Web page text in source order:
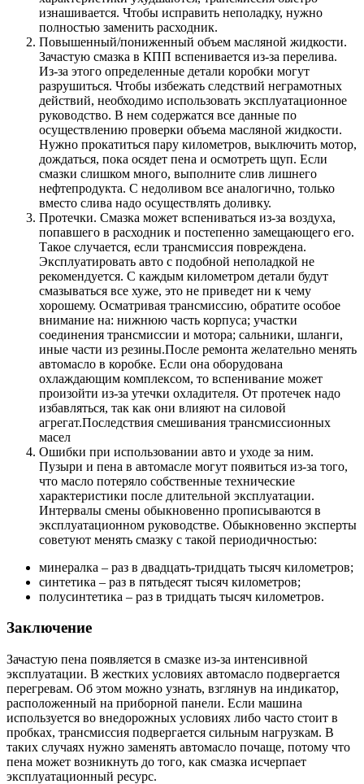
изнашивается. Чтобы исправить неполадку, нужно
полностью заменить расходник.
Повышенный/пониженный объем масляной жидкости.
Зачастую смазка в КПП вспенивается из-за перелива.
Из-за этого определенные детали коробки могут
разрушиться. Чтобы избежать следствий неграмотных
действий, необходимо использовать эксплуатационное
руководство. В нем содержатся все данные по
осуществлению проверки объема масляной жидкости.
Нужно прокатиться пару километров, выключить мотор,
дождаться, пока осядет пена и осмотреть щуп. Если
смазки слишком много, выполните слив лишнего
нефтепродукта. С недоливом все аналогично, только
вместо слива надо осуществлять доливку.
Протечки. Смазка может вспениваться из-за воздуха,
попавшего в расходник и постепенно замещающего его.
Такое случается, если трансмиссия повреждена.
Эксплуатировать авто с подобной неполадкой не
рекомендуется. С каждым километром детали будут
смазываться все хуже, это не приведет ни к чему
хорошему. Осматривая трансмиссию, обратите особое
внимание на: нижнюю часть корпуса; участки
соединения трансмиссии и мотора; сальники, шланги,
иные части из резины.После ремонта желательно менять
автомасло в коробке. Если она оборудована
охлаждающим комплексом, то вспенивание может
произойти из-за утечки охладителя. От протечек надо
избавляться, так как они влияют на силовой
агрегат.Последствия смешивания трансмиссионных
масел
Ошибки при использовании авто и уходе за ним.
Пузыри и пена в автомасле могут появиться из-за того,
что масло потеряло собственные технические
характеристики после длительной эксплуатации.
Интервалы смены обыкновенно прописываются в
эксплуатационном руководстве. Обыкновенно эксперты
советуют менять смазку с такой периодичностью:
минералка – раз в двадцать-тридцать тысяч километров;
синтетика – раз в пятьдесят тысяч километров;
полусинтетика – раз в тридцать тысяч километров.
Заключение
Зачастую пена появляется в смазке из-за интенсивной
эксплуатации. В жестких условиях автомасло подвергается
перегревам. Об этом можно узнать, взглянув на индикатор,
расположенный на приборной панели. Если машина
используется во внедорожных условиях либо часто стоит в
пробках, трансмиссия подвергается сильным нагрузкам. В
таких случаях нужно заменять автомасло почаще, потому что
пена может возникнуть до того, как смазка исчерпает
эксплуатационный ресурс.